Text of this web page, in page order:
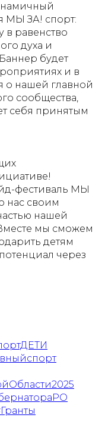
МЫ ЗА! спорт:
в равенство
духа и
будет
и в
о нашей главной
сообщества,
себя принятым
фестиваль МЫ
нас своим
нашей
мы сможем
детям
через